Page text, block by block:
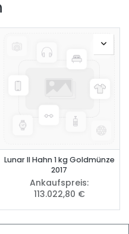
Lunar II Hahn 1 kg Goldmünze
2017
Ankaufspreis:
113.022,80 €